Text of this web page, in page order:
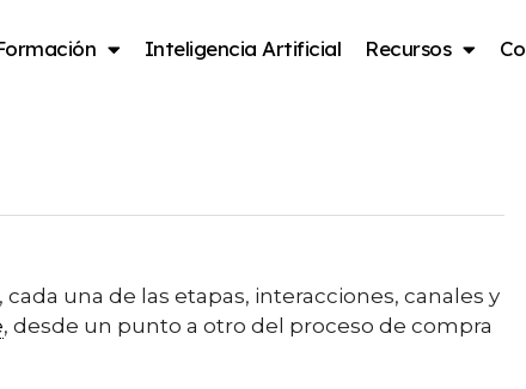
Inteligencia Artificial Recursos
una de las etapas, interacciones, canales y
, desde un punto a otro del proceso de compra